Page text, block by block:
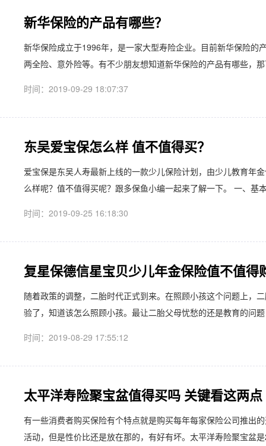
新华保险的产品有哪些？
新华保险成立于1996年，是一家大型寿险企业。目前新华保险的
两全险、意外险等。有不少朋友想知道新华保险的产品有哪些，
时间：2019-09-29 18:07:37
东吴爱宝保怎么样 值不值得买？
爱宝保是东吴人寿最新上线的一款少儿保险计划，由少儿教育年
么样呢？值不值得买呢？跟多保鱼小编一起来了解一下。 一、
时间：2019-09-25 16:18:30
复星保德信星宝贝少儿年金保险值不值得
随着政策的调整，二胎时代正式到来。在照顾小孩这个问题上，
验了，知道该怎么照顾小孩。最让二胎父母忧愁的还是教育的问
时间：2019-08-29 17:55:12
太平洋寿险聚宝盆值得买吗 关键看这两点
有一些消费者购买保险有个特点就是购买每年每家保险公司推出
活动，但是性价比还是放在那的，有好有坏。太平洋寿险聚宝盆